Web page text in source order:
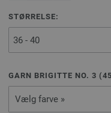
STØRRELSE:
GARN BRIGITTE NO. 3 (
Vælg farve »